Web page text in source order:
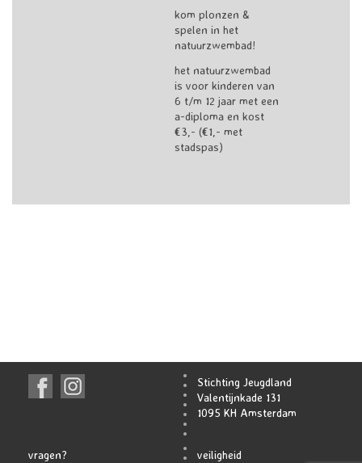
kom plonzen &
spelen in het
natuurzwembad!
het natuurzwembad
is voor kinderen van
6 t/m 12 jaar met een
a-diploma en kost
€3,- (€1,- met
stadspas)
Stichting Jeugdland
Valentijnkade 131
1095 KH Amsterdam
vragen? veiligheid